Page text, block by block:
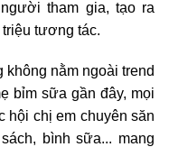
tham gia, tạo ra
tương tác.
không nằm ngoài trend
bỉm sữa gần đây, mọi
hội chị em chuyên săn
bình sữa... mang